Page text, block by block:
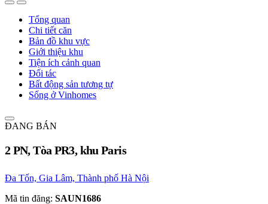
Tổng quan
Chi tiết căn
Bản đồ khu vực
Giới thiệu khu
Tiện ích cảnh quan
Đối tác
Bất động sản tương tự
Sống ở Vinhomes
ĐANG BÁN
2 PN, Tòa PR3, khu Paris
Đa Tốn, Gia Lâm, Thành phố Hà Nội
Mã tin đăng: SAUN1686